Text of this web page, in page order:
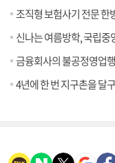
조직형 보험사기 전문 한
신나는 여름방학, 국립중앙
금융회사의 불공정영업행
4년에 한 번 지구촌을 달